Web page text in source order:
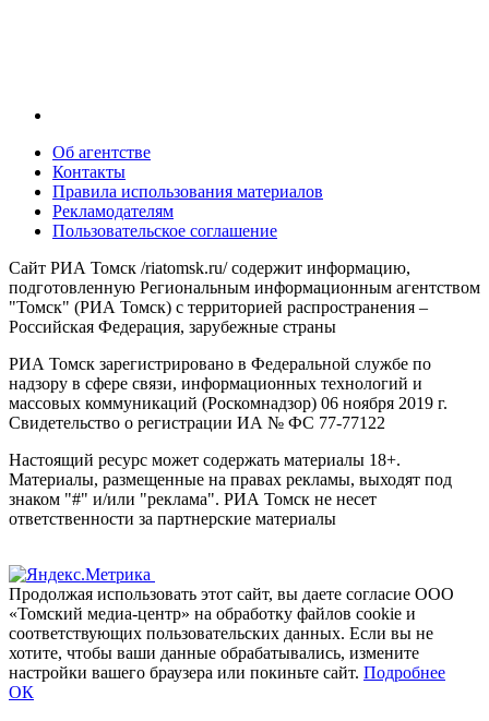
Об агентстве
Контакты
Правила использования материалов
Рекламодателям
Пользовательское соглашение
Сайт РИА Томск /riatomsk.ru/ содержит информацию,
подготовленную Региональным информационным агентством
"Томск" (РИА Томск) с территорией распространения –
Российская Федерация, зарубежные страны
РИА Томск зарегистрировано в Федеральной службе по
надзору в сфере связи, информационных технологий и
массовых коммуникаций (Роскомнадзор) 06 ноября 2019 г.
Свидетельство о регистрации ИА № ФС 77-77122
Настоящий ресурс может содержать материалы 18+.
Материалы, размещенные на правах рекламы, выходят под
знаком "#" и/или "реклама". РИА Томск не несет
ответственности за партнерские материалы
Продолжая использовать этот сайт, вы даете согласие ООО
«Томский медиа-центр» на обработку файлов cookie и
соответствующих пользовательских данных. Если вы не
хотите, чтобы ваши данные обрабатывались, измените
настройки вашего браузера или покиньте сайт. Подробнее
ОК